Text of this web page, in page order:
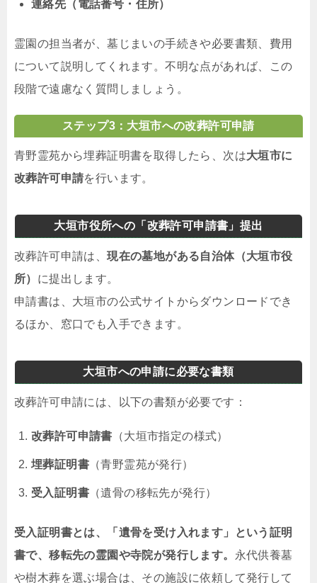
連絡先（電話番号・住所）
霊園の担当者が、墓じまいの手続きや必要書類、費用
について説明してくれます。不明な点があれば、この
段階で遠慮なく質問しましょう。
ステップ3：大垣市への改葬許可申請
青野霊苑から埋葬証明書を取得したら、次は大垣市に
改葬許可申請を行います。
大垣市役所への「改葬許可申請書」提出
改葬許可申請は、現在の墓地がある自治体（大垣市役
所） に提出します。
申請書は、大垣市の公式サイトからダウンロードでき
るほか、窓口でも入手できます。
大垣市への申請に必要な書類
改葬許可申請には、以下の書類が必要です：
改葬許可申請書 （大垣市指定の様式）
埋葬証明書 （青野霊苑が発行）
受入証明書 （遺骨の移転先が発行）
受入証明書とは、「遺骨を受け入れます」という証明
書で、移転先の霊園や寺院が発行します。 永代供養墓
や樹木葬を選ぶ場合は、その施設に依頼して発行して